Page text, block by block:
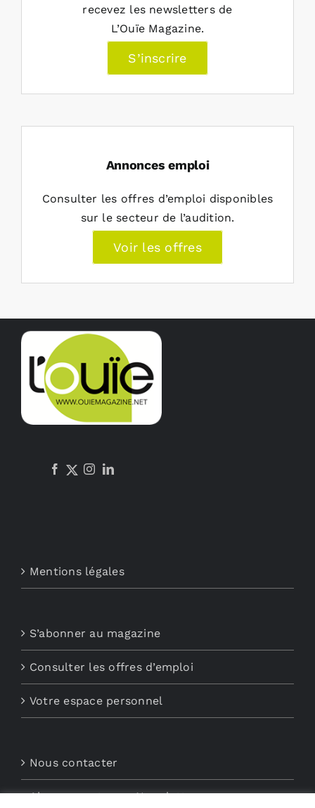
recevez les newsletters de
L’Ouïe Magazine.
S’inscrire
Annonces emploi
Consulter les offres d’emploi disponibles
sur le secteur de l’audition.
Voir les offres
Mentions légales
S’abonner au magazine
Consulter les offres d’emploi
Votre espace personnel
Nous contacter
Abonnements aux Newsletters